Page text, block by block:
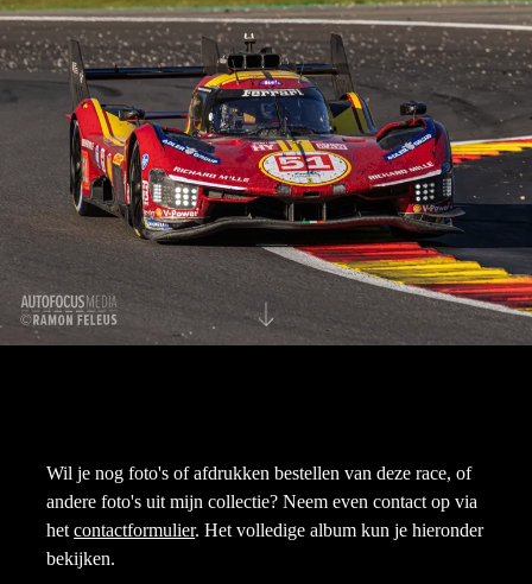
Wil je nog foto's of afdrukken bestellen van deze race, of
andere foto's uit mijn collectie? Neem even contact op via
hetcontactformulier. Het volledige album kun je hieronder
bekijken.